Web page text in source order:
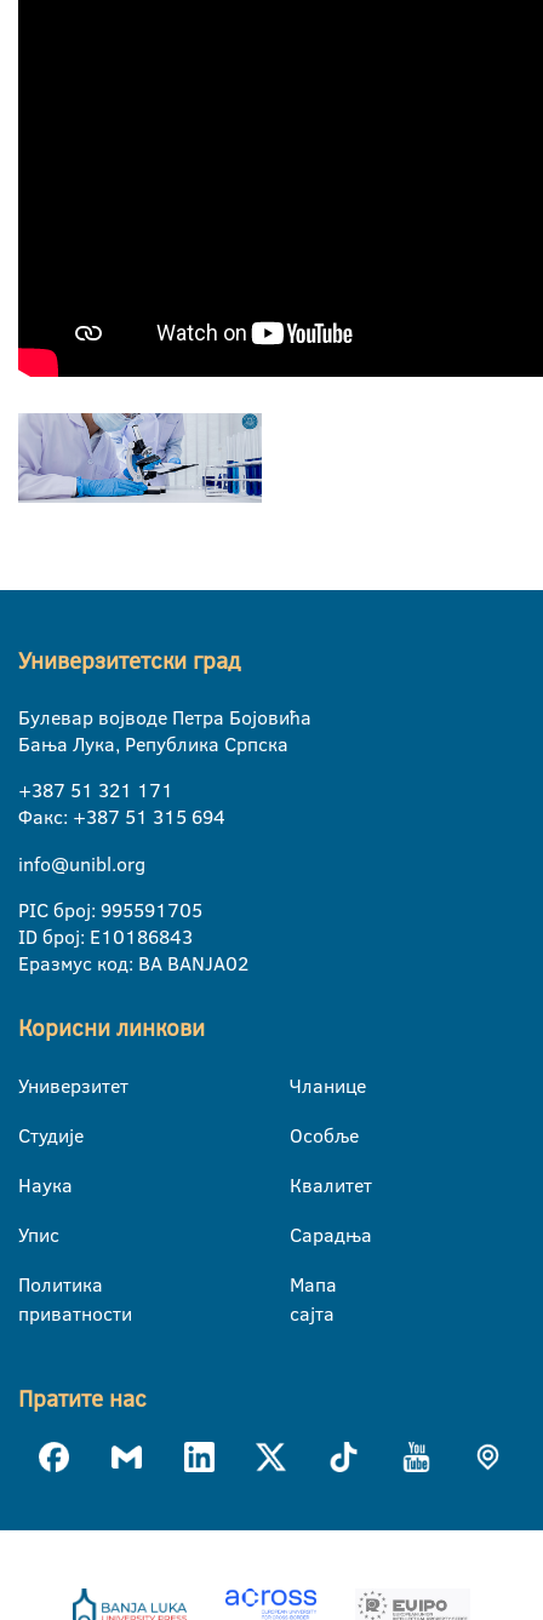
Универзитетски град
Булевар војводе Петра Бојовића
Бања Лука, Република Српска
+387 51 321 171
Факс: +387 51 315 694
info@unibl.org
PIC број: 995591705
ID број: E10186843
Еразмус код: BA BANJA02
Корисни линкови
Универзитет
Студије
Наука
Упис
Политика
приватности
Чланице
Особље
Квалитет
Сарадња
Мапа
сајта
Пратите нас